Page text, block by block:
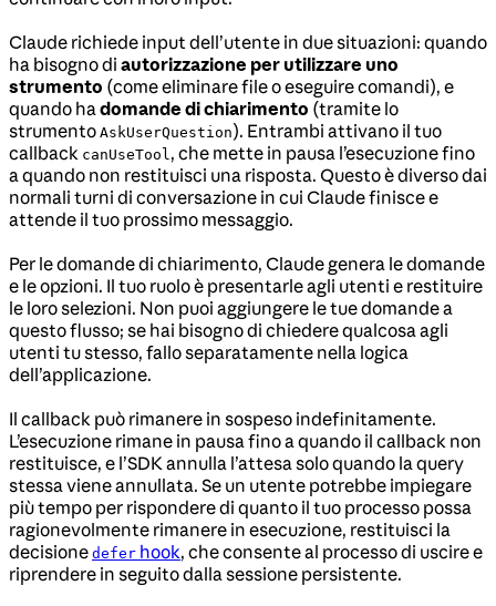
Claude richiede input dell’utente in due situazioni: quando
ha bisogno di autorizzazione per utilizzare uno
strumento (come eliminare file o eseguire comandi), e
quando hadomande di chiarimento (tramite lo
strumento AskUserQuestion). Entrambi attivano il tuo
callback canUseTool, che mette in pausa l’esecuzione fino
a quando non restituisci una risposta. Questo è diverso dai
normali turni di conversazione in cui Claude finisce e
attende il tuo prossimo messaggio.
Per le domande di chiarimento, Claude genera le domande
e le opzioni. Il tuo ruolo è presentarle agli utenti e restituire
le loro selezioni. Non puoi aggiungere le tue domande a
questo flusso; se hai bisogno di chiedere qualcosa agli
utenti tu stesso, fallo separatamente nella logica
dell’applicazione.
Il callback può rimanere in sospeso indefinitamente.
L’esecuzione rimane in pausa fino a quando il callback non
restituisce, e l’SDK annulla l’attesa solo quando la query
stessa viene annullata. Se un utente potrebbe impiegare
più tempo per rispondere di quanto il tuo processo possa
ragionevolmente rimanere in esecuzione, restituisci la
decisione defer hook, che consente al processo di uscire e
riprendere in seguito dalla sessione persistente.